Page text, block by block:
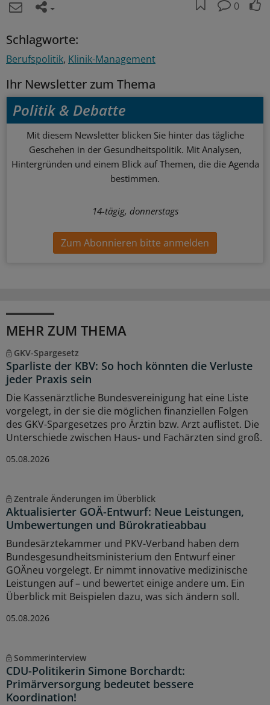
0
Schlagworte:
Berufspolitik Klinik-Management
Ihr Newsletter zum Thema
Politik & Debatte
Mit diesem Newsletter blicken Sie hinter das tägliche
Geschehen in der Gesundheitspolitik. Mit Analysen,
Hintergründen und einem Blick auf Themen, die die Agenda
bestimmen.
14-tägig, donnerstags
Zum Abonnieren bitte anmelden
MEHR ZUM THEMA
GKV-Spargesetz
Sparliste der KBV: So hoch könnten die Verluste
jeder Praxis sein
Die Kassenärztliche Bundesvereinigung hat eine Liste
vorgelegt, in der sie die möglichen finanziellen Folgen
des GKV-Spargesetzes pro Ärztin bzw. Arzt auflistet. Die
Unterschiede zwischen Haus- und Fachärzten sind groß.
05.08.2026
Zentrale Änderungen im Überblick
Aktualisierter GOÄ-Entwurf: Neue Leistungen,
Umbewertungen und Bürokratieabbau
Bundesärztekammer und PKV-Verband haben dem
Bundesgesundheitsministerium den Entwurf einer
GOÄneu vorgelegt. Er nimmt innovative medizinische
Leistungen auf – und bewertet einige andere um. Ein
Überblick mit Beispielen dazu, was sich ändern soll.
05.08.2026
Sommerinterview
CDU-Politikerin Simone Borchardt:
Primärversorgung bedeutet bessere
Koordination!